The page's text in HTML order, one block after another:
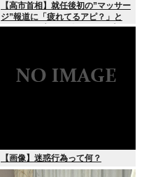
【高市首相】就任後初の”マッサー
ジ”報道に「疲れてるアピ？」と
SNSでは一部から冷ややかな声…
【画像】迷惑行為って何？